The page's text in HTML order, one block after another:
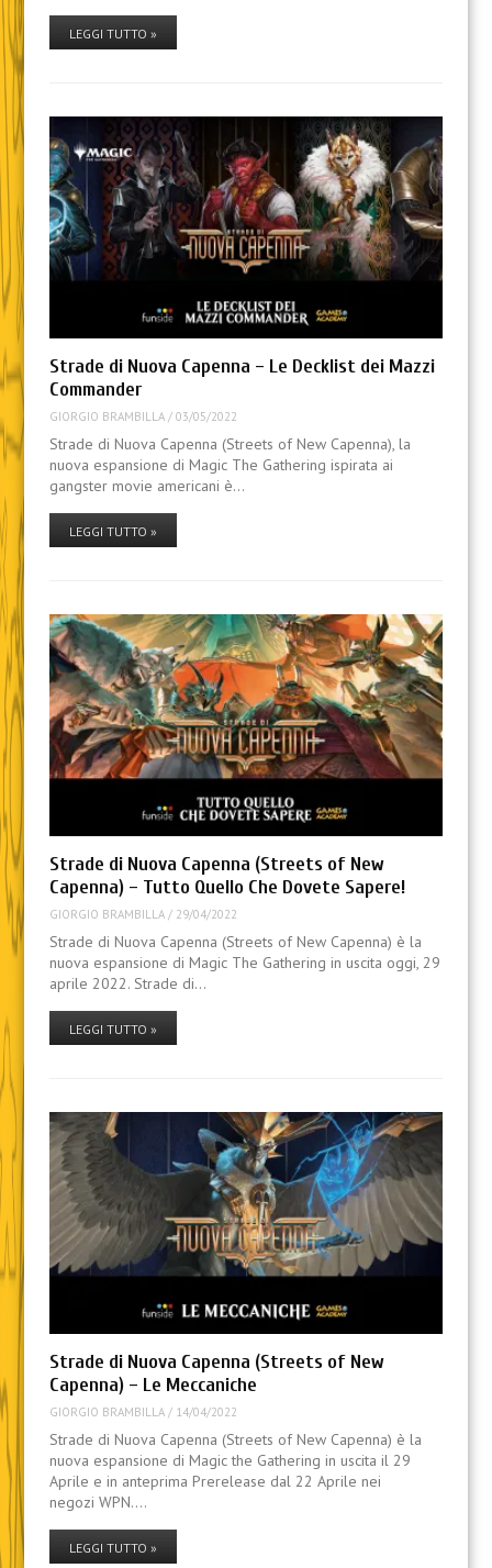
LEGGI TUTTO »
Strade di Nuova Capenna – Le Decklist dei Mazzi
Commander
GIORGIO BRAMBILLA/ 03/05/2022
Strade di Nuova Capenna (Streets of New Capenna), la
nuova espansione di Magic The Gathering ispirata ai
gangster movie americani è…
LEGGI TUTTO »
Strade di Nuova Capenna (Streets of New
Capenna) – Tutto Quello Che Dovete Sapere!
GIORGIO BRAMBILLA/ 29/04/2022
Strade di Nuova Capenna (Streets of New Capenna) è la
nuova espansione di Magic The Gathering in uscita oggi, 29
aprile 2022. Strade di…
LEGGI TUTTO »
Strade di Nuova Capenna (Streets of New
Capenna) – Le Meccaniche
GIORGIO BRAMBILLA/ 14/04/2022
Strade di Nuova Capenna (Streets of New Capenna) è la
nuova espansione di Magic the Gathering in uscita il 29
Aprile e in anteprima Prerelease dal 22 Aprile nei
negozi WPN.…
LEGGI TUTTO »